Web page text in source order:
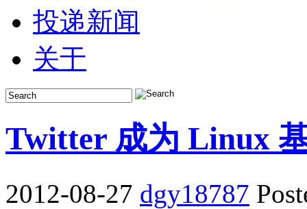
投递新闻
关于
Twitter 成为 Linux
2012-08-27 dgy18787